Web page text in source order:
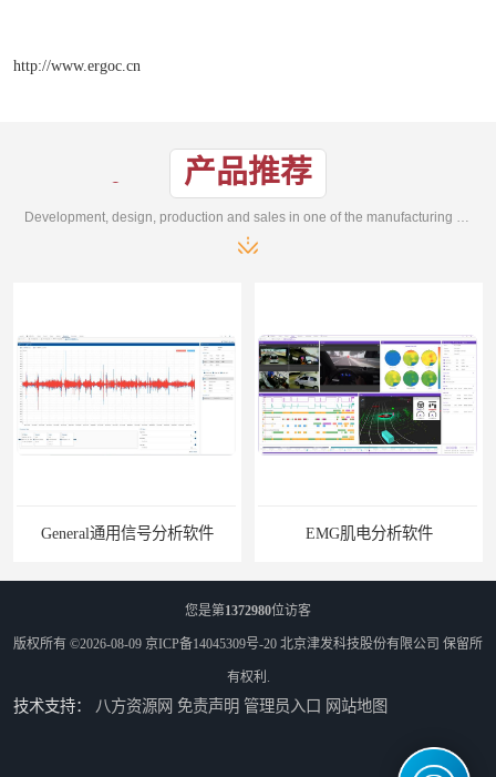
http://www.ergoc.cn
产品推荐
General通用信号分析软件 EMG肌电分析软件
您是第1372980位访客
版权所有 ©2026-08-09 京ICP备14045309号-20 北京津发科技股份有限公司 保留所
有权利.
技术支持： 八方资源网 免责声明 管理员入口 网站地图